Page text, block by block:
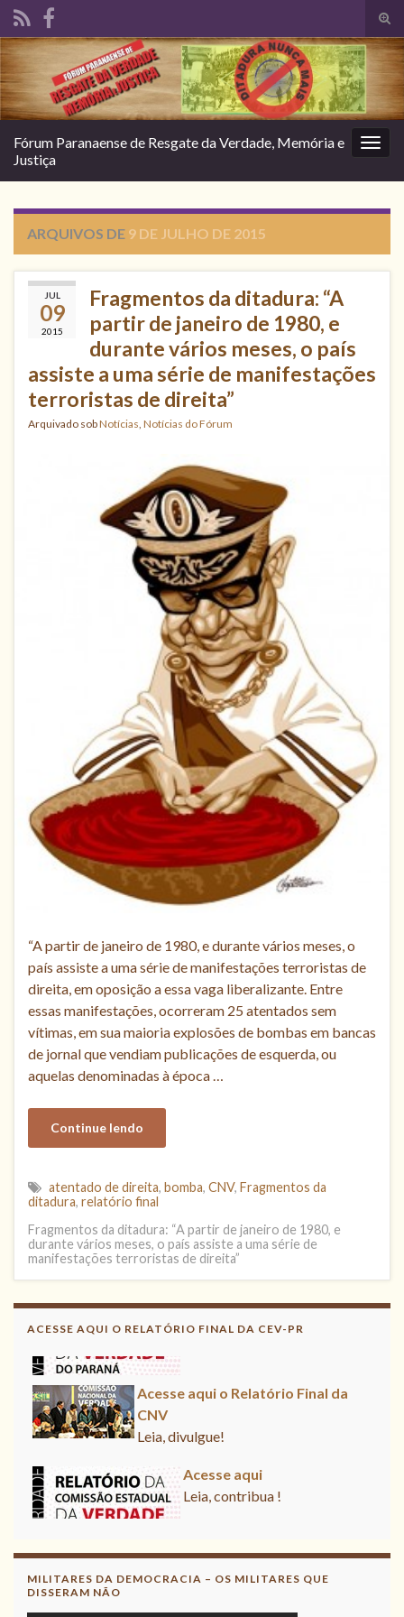
de
Search for:
Fórum Paranaense de Resgate da Verdade, Memória e
Justiça
ARQUIVOS DE 9 DE JULHO DE 2015
JUL
09
2015
Fragmentos da ditadura: “A
partir de janeiro de 1980, e
durante vários meses, o país
assiste a uma série de manifestações
terroristas de direita”
Arquivado sobNotícias Notícias do Fórum
“A partir de janeiro de 1980, e durante vários meses, o
país assiste a uma série de manifestações terroristas de
direita, em oposição a essa vaga liberalizante. Entre
essas manifestações, ocorreram 25 atentados sem
vítimas, em sua maioria explosões de bombas em bancas
de jornal que vendiam publicações de esquerda, ou
aquelas denominadas à época …
Continue lendo
atentado de direita, bomba, CNV, Fragmentos da
ditadura, relatório final
Fragmentos da ditadura: “A partir de janeiro de 1980, e
durante vários meses, o país assiste a uma série de
manifestações terroristas de direita”
ACESSE AQUI O RELATÓRIO FINAL DA CEV-PR
Acesse aqui
Leia, contribua !
Leia, contribua !
MILITARES DA DEMOCRACIA – OS MILITARES QUE
DISSERAM NÃO